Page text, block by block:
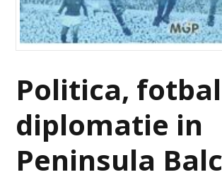
Politica,
diplomatie in
Peninsula